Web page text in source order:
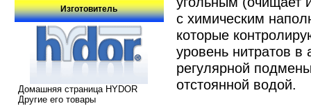
Изготовитель
Домашняя страница HYDOR
Другие его товары
с химическим
которые
уровень нитратов в
регулярной
отстоянной водой.